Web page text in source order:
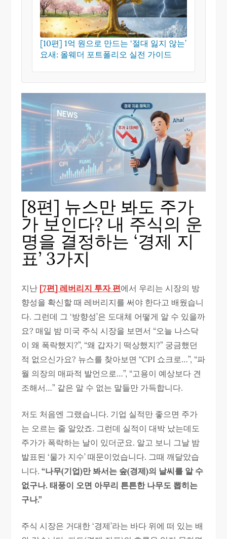
[10편] 1억 원으로 만드는 ‘절대 잃지 않는’
요새: 올웨더 포트폴리오 실전 가이드
[8편] 뉴스만 봐도 주가
가 보인다? 내 주식의 운
명을 결정하는 ‘경제 지
표’ 3가지
지난 [7편] 레버리지 투자 편에서 우리는 시장의 방
향성을 확신할 때 레버리지를 써야 한다고 배웠습니
다. 그런데 그 ‘방향성’은 도대체 어떻게 알 수 있을까
요? 매일 밤 미국 주식 시장을 보면서 “오늘 나스닥
이 왜 폭락했지?”, “왜 갑자기 떡상했지?” 궁금했던
적 없으신가요? 뉴스를 찾아보면 “CPI 쇼크로…”, “파
월 의장의 매파적 발언으로…”, “고용이 예상보다 견
조해서…” 같은 알 수 없는 말들만 가득합니다.
저도 처음엔 그랬습니다. 기업 실적만 좋으면 주가
는 오르는 줄 알았죠. 그런데 실적이 대박 났는데도
주가가 폭락하는 날이 있더군요. 알고 보니 그날 밤
발표된 ‘물가 지수’ 때문이었습니다. 그때 깨달았습
니다.“나무(기업)만 봐서는 숲(경제)의 날씨를 알 수
없구나. 태풍이 오면 아무리 튼튼한 나무도 뽑히는
구나.”
주식 시장은 거대한 ‘경제’라는 바다 위에 떠 있는 배